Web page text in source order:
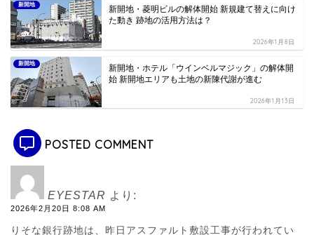
新開地
新開地・菱明ビルの解体開始 新規建て替えに向け
た動き 跡地の活用方法は？
2026年1月8日
新開地
新開地・ホテル「ウインベルマジック」の解体開
始 新開地エリアも土地の新陳代謝が進む
2026年1月13日
POSTED COMMENT
EYESTAR より:
2026年2月20日 8:08 AM
りそな銀行跡地は、昨日アスファルト敷設工事が行われてい